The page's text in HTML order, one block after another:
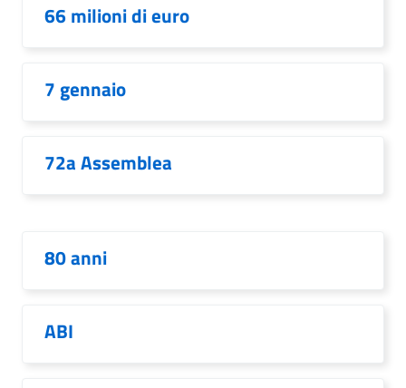
66 milioni di euro
7 gennaio
72a Assemblea
80 anni
ABI